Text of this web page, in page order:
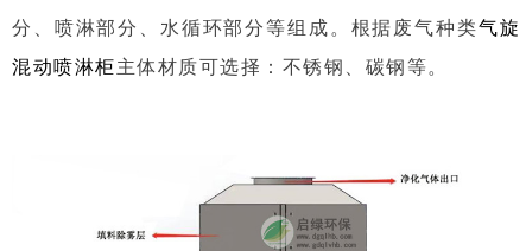
分、喷淋部分、水循环部分等组成。根据废气种类气旋
混动喷淋柜主体材质可选择：不锈钢、碳钢等。